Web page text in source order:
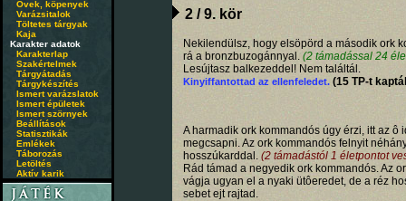
Övek, köpenyek
Varázsitalok
Töltetes tárgyak
Kaja
Karakter adatok
Karakterlap
Szakértelmek
Tárgyátadás
Tárgykészítés
Ismert varázslatok
Ismert épületek
Ismert szörnyek
Beállítások
Statisztikák
Emlékek
Táborozás
Letöltés
Aktív karik
2 / 9. kör
Nekilendülsz, hogy elsöpörd a második ork
rá a bronzbuzogánnyal. (2 támadással 24
Lesújtasz balkezeddel! Nem találtál.
Kinyiffantottad az ellenfeledet. (15 TP-t
A harmadik ork kommandós úgy érzi, itt az ô
megcsapni. Az ork kommandós felnyit
hosszúkarddal. (2 támadástól 1 életpontot
Rád támad a negyedik ork kommandós. Az
vágja ugyan el a nyaki ütôeredet, de a réz
sebet ejt rajtad.